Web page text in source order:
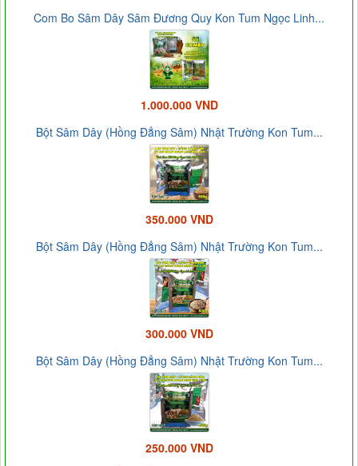
Com Bo Sâm Dây Sâm Đương Quy Kon Tum Ngọc Linh...
1.000.000 VND
Bột Sâm Dây (Hồng Đẳng Sâm) Nhật Trường Kon Tum...
350.000 VND
Bột Sâm Dây (Hồng Đẳng Sâm) Nhật Trường Kon Tum...
300.000 VND
Bột Sâm Dây (Hồng Đẳng Sâm) Nhật Trường Kon Tum...
250.000 VND